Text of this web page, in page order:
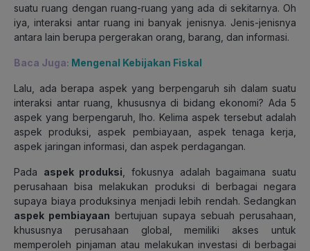
suatu ruang dengan ruang-ruang yang ada di sekitarnya. Oh
iya, interaksi antar ruang ini banyak jenisnya. Jenis-jenisnya
antara lain berupa pergerakan orang, barang, dan informasi.
Baca Juga: Mengenal Kebijakan Fiskal
Lalu, ada berapa aspek yang berpengaruh sih dalam suatu
interaksi antar ruang, khususnya di bidang ekonomi? Ada 5
aspek yang berpengaruh, lho. Kelima aspek tersebut adalah
aspek produksi, aspek pembiayaan, aspek tenaga kerja,
aspek jaringan informasi, dan aspek perdagangan.
Pada aspek produksi , fokusnya adalah bagaimana suatu
perusahaan bisa melakukan produksi di berbagai negara
supaya biaya produksinya menjadi lebih rendah. Sedangkan
aspek pembiayaan bertujuan supaya sebuah perusahaan,
khususnya perusahaan global, memiliki akses untuk
memperoleh pinjaman atau melakukan investasi di berbagai